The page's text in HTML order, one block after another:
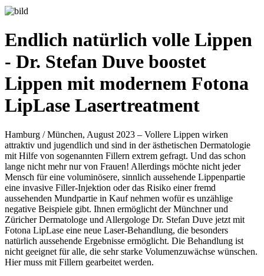
Endlich natürlich volle Lippen
- Dr. Stefan Duve boostet
Lippen mit modernem Fotona
LipLase Lasertreatment
Hamburg / München, August 2023 – Vollere Lippen wirken
attraktiv und jugendlich und sind in der ästhetischen Dermatologie
mit Hilfe von sogenannten Fillern extrem gefragt. Und das schon
lange nicht mehr nur von Frauen! Allerdings möchte nicht jeder
Mensch für eine voluminösere, sinnlich aussehende Lippenpartie
eine invasive Filler-Injektion oder das Risiko einer fremd
aussehenden Mundpartie in Kauf nehmen wofür es unzählige
negative Beispiele gibt. Ihnen ermöglicht der Münchner und
Züricher Dermatologe und Allergologe Dr. Stefan Duve jetzt mit
Fotona LipLase eine neue Laser-Behandlung, die besonders
natürlich aussehende Ergebnisse ermöglicht. Die Behandlung ist
nicht geeignet für alle, die sehr starke Volumenzuwächse wünschen.
Hier muss mit Fillern gearbeitet werden.